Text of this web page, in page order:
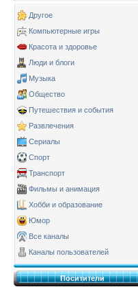
Другое
Компьютерные игры
Красота и здоровье
Люди и блоги
Музыка
Общество
Путешествия и события
Развлечения
Сериалы
Спорт
Транспорт
Фильмы и анимация
Хобби и образование
Юмор
Все каналы
Каналы пользователей
Поситители